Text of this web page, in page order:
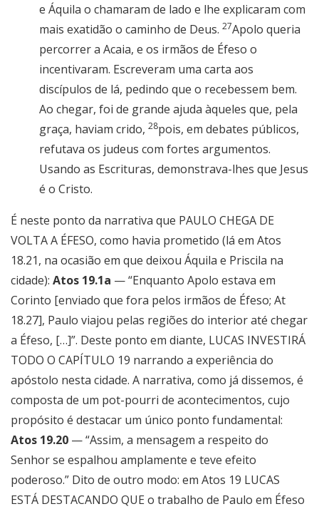
e Áquila o chamaram de lado e lhe explicaram com
mais exatidão o caminho de Deus. 27Apolo queria
percorrer a Acaia, e os irmãos de Éfeso o
incentivaram. Escreveram uma carta aos
discípulos de lá, pedindo que o recebessem bem.
Ao chegar, foi de grande ajuda àqueles que, pela
graça, haviam crido, 28pois, em debates públicos,
refutava os judeus com fortes argumentos.
Usando as Escrituras, demonstrava-lhes que Jesus
é o Cristo.
É neste ponto da narrativa que PAULO CHEGA DE
VOLTA A ÉFESO, como havia prometido (lá em Atos
18.21, na ocasião em que deixou Áquila e Priscila na
cidade): Atos 19.1a — “Enquanto Apolo estava em
Corinto [enviado que fora pelos irmãos de Éfeso; At
18.27], Paulo viajou pelas regiões do interior até chegar
a Éfeso, […]”. Deste ponto em diante, LUCAS INVESTIRÁ
TODO O CAPÍTULO 19 narrando a experiência do
apóstolo nesta cidade. A narrativa, como já dissemos, é
composta de um pot-pourri de acontecimentos, cujo
propósito é destacar um único ponto fundamental:
Atos 19.20 — “Assim, a mensagem a respeito do
Senhor se espalhou amplamente e teve efeito
poderoso.” Dito de outro modo: em Atos 19 LUCAS
ESTÁ DESTACANDO QUE o trabalho de Paulo em Éfeso